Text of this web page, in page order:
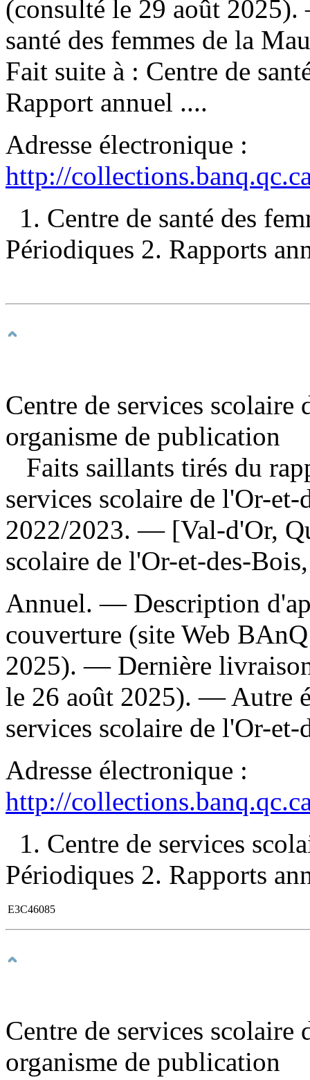
(consulté le 29 août
santé des femmes de la
Fait suite à : Centre de
Rapport annuel ....
Adresse électronique :
http://
1. Centre de santé des
Périodiques 2. Rapports
Centre de services scolaire
organisme de publication
Faits saillants tirés du
services scolaire de l'Or-
2022/2023. — [Val-d'Or,
scolaire de l'Or-et-des-
Annuel. — Description
couverture (site Web
2025). — Dernière
le 26 août 2025). —Autre
services scolaire de l'Or-
Adresse électronique :
http://
1. Centre de services
Périodiques 2. Rapports
E3C46085
Centre de services scolaire
organisme de publication